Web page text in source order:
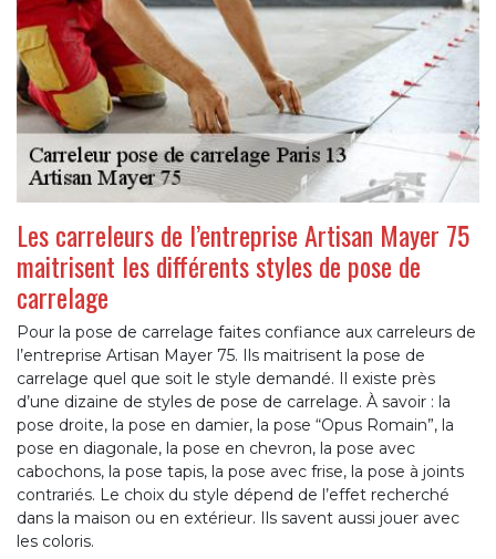
Les carreleurs de l’entreprise Artisan Mayer 75
maitrisent les différents styles de pose de
carrelage
Pour la pose de carrelage faites confiance aux carreleurs de
l’entreprise Artisan Mayer 75. Ils maitrisent la pose de
carrelage quel que soit le style demandé. Il existe près
d’une dizaine de styles de pose de carrelage. À savoir : la
pose droite, la pose en damier, la pose “Opus Romain”, la
pose en diagonale, la pose en chevron, la pose avec
cabochons, la pose tapis, la pose avec frise, la pose à joints
contrariés. Le choix du style dépend de l’effet recherché
dans la maison ou en extérieur. Ils savent aussi jouer avec
les coloris.